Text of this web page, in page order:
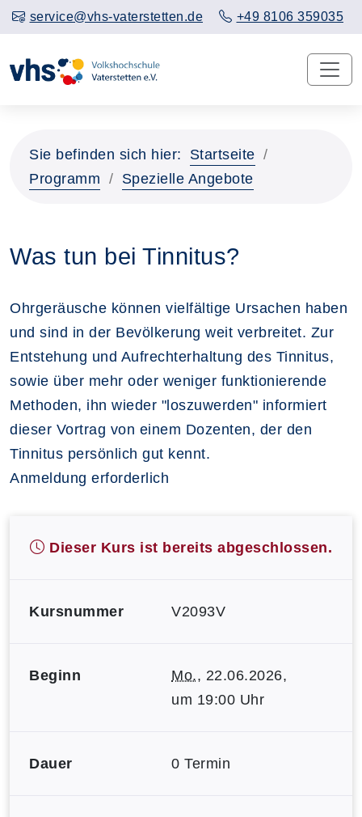
service@vhs-vaterstetten.de +49 8106 359035
Sie befinden sich hier:
Startseite
Programm
Spezielle Angebote
Was tun bei Tinnitus?
Ohrgeräusche können vielfältige Ursachen haben
und sind in der Bevölkerung weit verbreitet. Zur
Entstehung und Aufrechterhaltung des Tinnitus,
sowie über mehr oder weniger funktionierende
Methoden, ihn wieder "loszuwerden" informiert
dieser Vortrag von einem Dozenten, der den
Tinnitus persönlich gut kennt.
Anmeldung erforderlich
Dieser Kurs ist bereits abgeschlossen.
Kursnummer V2093V
Beginn Mo., 22.06.2026,
um 19:00 Uhr
Dauer 0 Termin